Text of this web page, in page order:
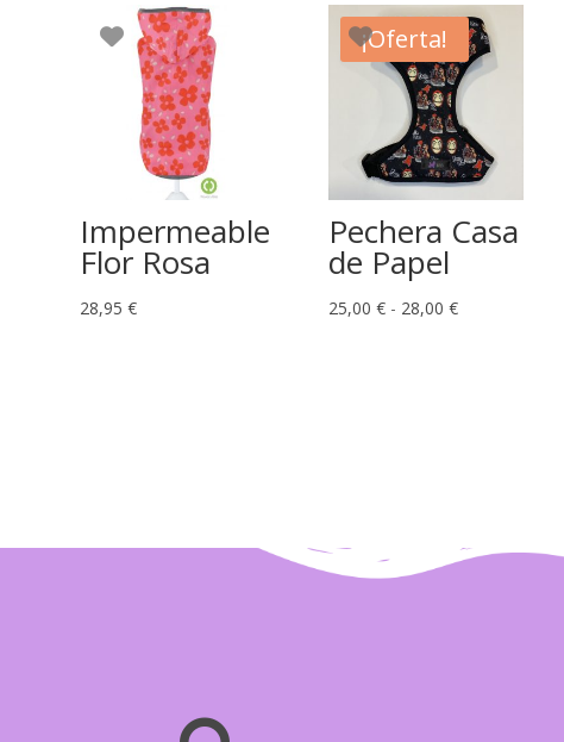
Impermeable
Flor Rosa
28,95€
¡Oferta!
Pechera Casa
de Papel
25,00€ - 28,00€Rango